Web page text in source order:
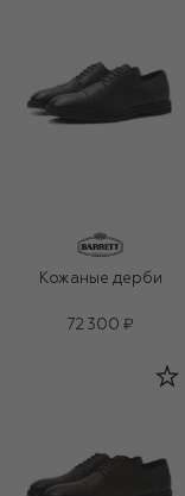
Кожаные дерби
72 300 ₽